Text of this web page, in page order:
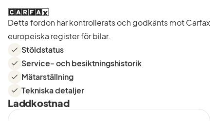
Detta fordon har kontrollerats och godkänts mot Carfax
europeiska register för bilar.
Stöldstatus
Service- och besiktningshistorik
Mätarställning
Tekniska detaljer
Laddkostnad